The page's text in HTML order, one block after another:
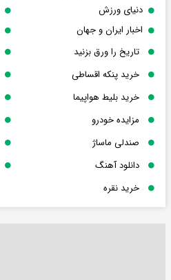
دنیای ورزش
اخبار ایران و جهان
تاریخ را ورق بزنید
خرید پنکه اقساطی
خرید بلیط هواپیما
مزایده خودرو
صندلی ماساژ
دانلود آهنگ
خرید نقره